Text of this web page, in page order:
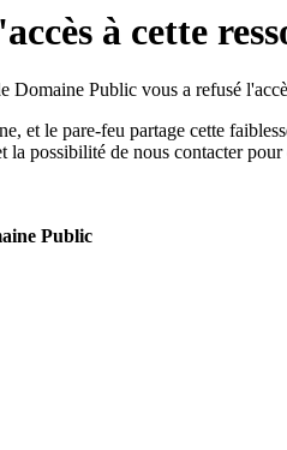
à cette
Domaine Public vous a refusé
et le pare-feu partage cette
la possibilité de nous contacter
Public